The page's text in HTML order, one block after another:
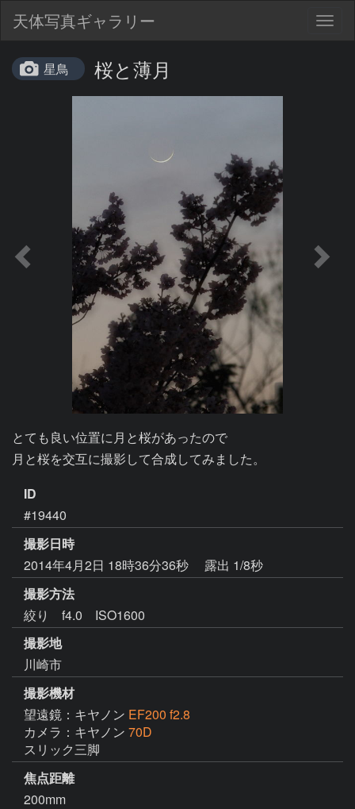
天体写真ギャラリー
星鳥 桜と薄月
とても良い位置に月と桜があったので
月と桜を交互に撮影して合成してみました。
ID
#19440
撮影日時
2014年4月2日 18時36分36秒
露出 1/8秒
撮影方法
絞り f4.0 ISO1600
撮影地
川崎市
撮影機材
望遠鏡：キヤノン EF200 f2.8
カメラ：キヤノン 70D
スリック三脚
焦点距離
200mm